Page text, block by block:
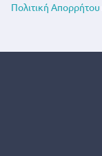
Πολιτική Απορρήτου